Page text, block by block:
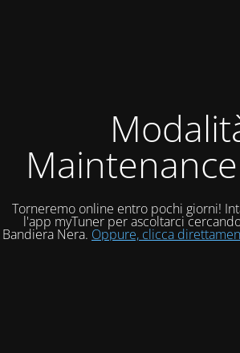
Torneremo online entro pochi giorni!
l'app myTuner per ascoltarci
Bandiera Nera. Oppure, clicca